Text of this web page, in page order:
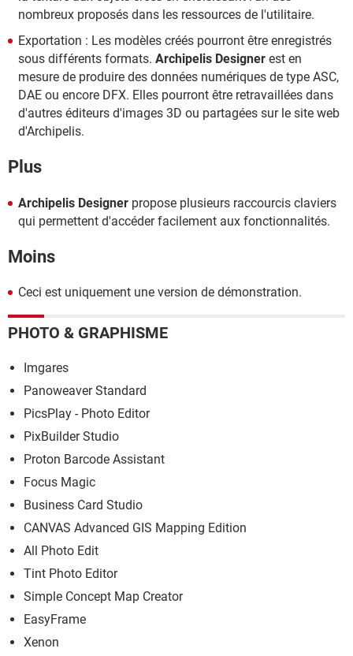
nombreux proposés dans les ressources de l'utilitaire.
Exportation : Les modèles créés pourront être enregistrés
sous différents formats. Archipelis Designer est en
mesure de produire des données numériques de type ASC,
DAE ou encore DFX. Elles pourront être retravaillées dans
d'autres éditeurs d'images 3D ou partagées sur le site web
d'Archipelis.
Plus
Archipelis Designer propose plusieurs raccourcis claviers
qui permettent d'accéder facilement aux fonctionnalités.
Moins
Ceci est uniquement une version de démonstration.
PHOTO & GRAPHISME
Imgares
Panoweaver Standard
PicsPlay - Photo Editor
PixBuilder Studio
Proton Barcode Assistant
Focus Magic
Business Card Studio
CANVAS Advanced GIS Mapping Edition
All Photo Edit
Tint Photo Editor
Simple Concept Map Creator
EasyFrame
Xenon